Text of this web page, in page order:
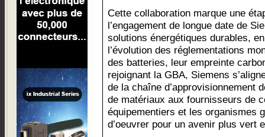
Cette collaboration marque une
l’engagement de longue date de
solutions énergétiques durables,
l’évolution des réglementations
des batteries, leur empreinte
rejoignant la GBA, Siemens
de la chaîne d’approvisionnement
de matériaux aux fournisseurs de
équipementiers et les organismes
d’oeuvrer pour un avenir plus vert